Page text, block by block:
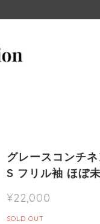
グレースコンチ
S フリル袖 ほぼ
¥22,000
SOLD OUT